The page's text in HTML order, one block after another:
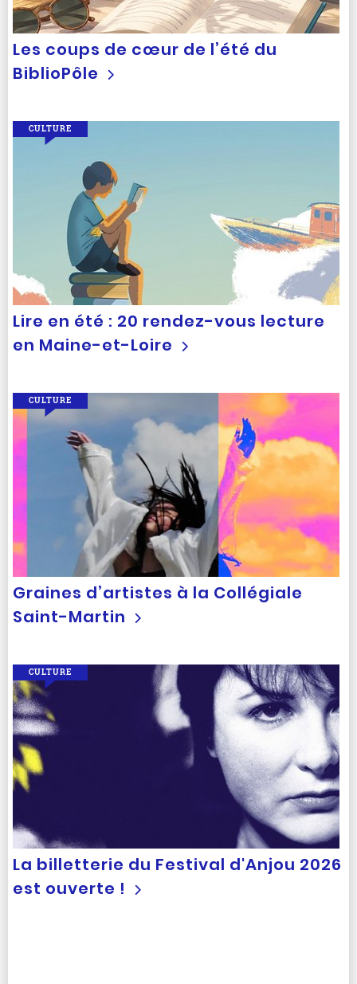
Les coups de cœur de l’été du
BiblioPôle
Lire en été : 20 rendez-vous lecture
en Maine-et-Loire
CULTURE
Graines d’artistes à la Collégiale
Saint-Martin
CULTURE
La billetterie du Festival d'Anjou 2026
est ouverte !
CULTURE